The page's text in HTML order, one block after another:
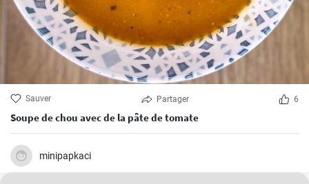
Sauver Partager 6
Soupe de chou avec de la pâte de tomate
minipapkaci